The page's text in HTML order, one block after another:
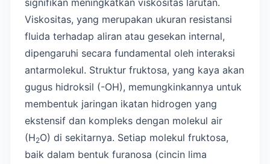
Viskositas, yang merupakan ukuran resistansi
fluida terhadap aliran atau gesekan internal,
dipengaruhi secara fundamental oleh interaksi
antarmolekul. Struktur fruktosa, yang kaya akan
gugus hidroksil (-OH), memungkinkannya untuk
membentuk jaringan ikatan hidrogen yang
ekstensif dan kompleks dengan molekul air
(H2O) di sekitarnya. Setiap molekul fruktosa,
baik dalam bentuk furanosa (cincin lima